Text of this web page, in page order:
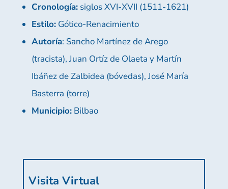
Cronología:siglos XVI-XVII (1511-1621)
Estilo:Gótico-Renacimiento
Autoría: Sancho Martínez de Arego
(tracista), Juan Ortíz de Olaeta y Martín
Ibáñez de Zalbidea (bóvedas), José María
Basterra (torre)
Municipio:Bilbao
Visita Virtual